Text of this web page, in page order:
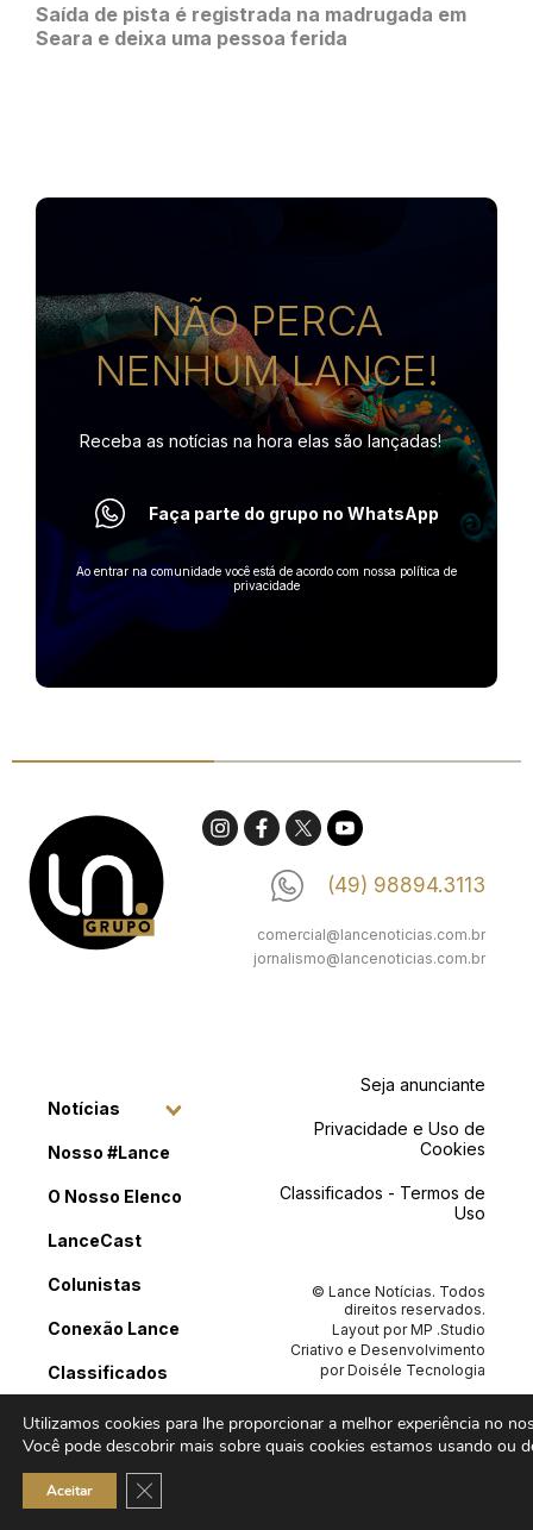
Saída de pista é registrada na madrugada em
Seara e deixa uma pessoa ferida
NÃO PERCA
NENHUM LANCE!
Receba as notícias na hora elas são lançadas!
Faça parte do grupo no WhatsApp
Ao entrar na comunidade você está de acordo com nossa política de
privacidade
(49) 98894.3113
comercial@lancenoticias.com.br
jornalismo@lancenoticias.com.br
Notícias
Nosso #Lance
O Nosso Elenco
LanceCast
Colunistas
Conexão Lance
Classificados
Contato
Seja anunciante
Privacidade e Uso de
Cookies
Classificados - Termos de
Uso
© Lance Notícias. Todos
direitos reservados.
Layout porMP .Studio
Criativo e Desenvolvimento
porDoiséle Tecnologia
Utilizamos cookies para lhe proporcionar a melhor experiência no
Você pode descobrir mais sobre quais cookies estamos usando ou
Aceitar Close GDPR Cookie Banner